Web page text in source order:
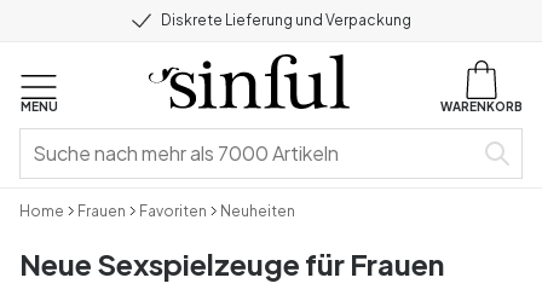
Diskrete Lieferung und Verpackung
MENU WARENKORB
Home Frauen Favoriten Neuheiten
Neue Sexspielzeuge für Frauen